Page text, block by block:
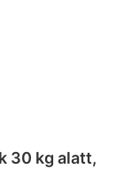
30 kg alatt,